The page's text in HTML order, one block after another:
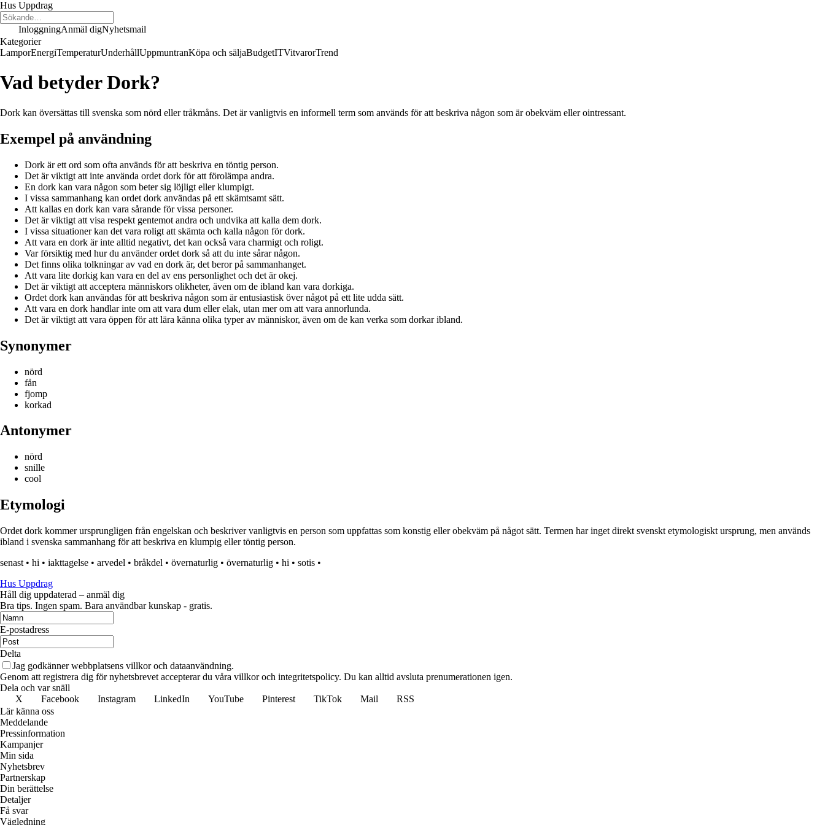
Hus Uppdrag
InloggningAnmäl digNyhetsmail
Kategorier
LamporEnergiTemperaturUnderhållUppmuntranKöpa och säljaBudgetITVitvarorTrend
Vad betyder Dork?
Dork kan översättas till svenska som nörd eller tråkmåns. Det är vanligtvis en informell term som används för att beskriva någon som är obekväm eller ointressant.
Exempel på användning
Dork är ett ord som ofta används för att beskriva en töntig person.
Det är viktigt att inte använda ordet dork för att förolämpa andra.
En dork kan vara någon som beter sig löjligt eller klumpigt.
I vissa sammanhang kan ordet dork användas på ett skämtsamt sätt.
Att kallas en dork kan vara sårande för vissa personer.
Det är viktigt att visa respekt gentemot andra och undvika att kalla dem dork.
I vissa situationer kan det vara roligt att skämta och kalla någon för dork.
Att vara en dork är inte alltid negativt, det kan också vara charmigt och roligt.
Var försiktig med hur du använder ordet dork så att du inte sårar någon.
Det finns olika tolkningar av vad en dork är, det beror på sammanhanget.
Att vara lite dorkig kan vara en del av ens personlighet och det är okej.
Det är viktigt att acceptera människors olikheter, även om de ibland kan vara dorkiga.
Ordet dork kan användas för att beskriva någon som är entusiastisk över något på ett lite udda sätt.
Att vara en dork handlar inte om att vara dum eller elak, utan mer om att vara annorlunda.
Det är viktigt att vara öppen för att lära känna olika typer av människor, även om de kan verka som dorkar ibland.
Synonymer
nörd
fån
fjomp
korkad
Antonymer
nörd
snille
cool
Etymologi
Ordet dork kommer ursprungligen från engelskan och beskriver vanligtvis en person som uppfattas som konstig eller obekväm på något sätt. Termen har inget direkt svenskt etymologiskt ursprung, men används
ibland i svenska sammanhang för att beskriva en klumpig eller töntig person.
senast • hi • iakttagelse • arvedel • bråkdel • övernaturlig • övernaturlig • hi • sotis •
Hus Uppdrag
Håll dig uppdaterad – anmäl dig
Bra tips. Ingen spam. Bara användbar kunskap - gratis.
E-postadress
Delta
Jag godkänner webbplatsens villkor och dataanvändning.
Genom att registrera dig för nyhetsbrevet accepterar du våra villkor och integritetspolicy. Du kan alltid avsluta prenumerationen igen.
Dela och var snäll
X
Facebook Instagram LinkedIn YouTube Pinterest TikTok Mail
RSS
Lär känna oss
Meddelande
Pressinformation
Kampanjer
Min sida
Nyhetsbrev
Partnerskap
Din berättelse
Detaljer
Få svar
Vägledning